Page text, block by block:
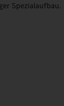
Spezialaufbau.